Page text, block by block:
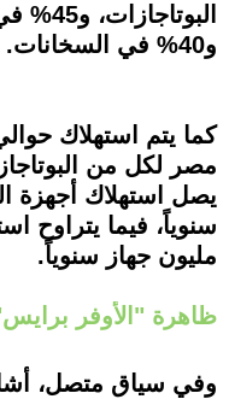
و40% في السخانات.
مصر لكل من
مليون جهاز سنوياً.
ظاهرة "الأوفر
وفي سياق متصل،